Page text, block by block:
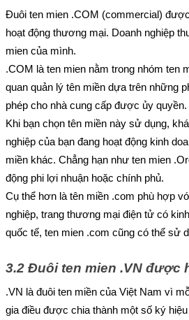
Đuôi ten mien .COM (commercial)
hoạt động thương mại. Doanh nghiệp
mien của mình.
.COM là ten mien nằm trong nhóm ten
quan quản lý tên miền dựa trên những
phép cho nhà cung cấp được ủy quyền.
Khi bạn chọn tên miền này sử dụng,
nghiệp của bạn đang hoạt động kinh
miền khác. Chẳng hạn như ten mien
động phi lợi nhuận hoặc chính phủ.
Cụ thể hơn là tên miền .com phù hợp
nghiệp, trang thương mại điện tử có
quốc tế, ten mien .com cũng có thể sử
3.2 Đuôi ten mien .VN được
.VN là đuôi ten miền của Việt Nam vì
gia điều được chia thành một số ký